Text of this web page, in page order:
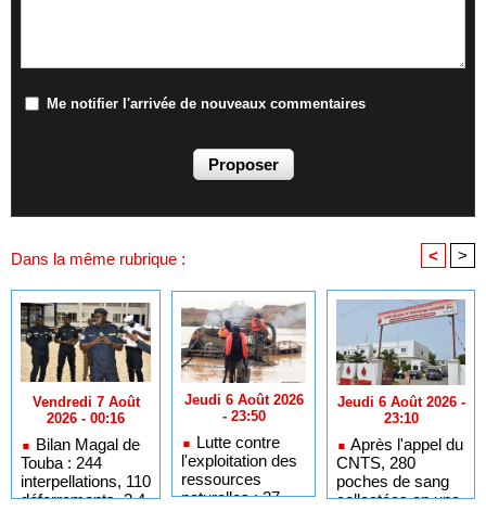
Me notifier l'arrivée de nouveaux commentaires
Dans la même rubrique : < >
Vendredi 7 Août
2026 - 00:16
Bilan Magal de
Touba : 244
interpellations, 110
déferrements, 2,4
Jeudi 6 Août 2026
- 23:50
Lutte contre
l'exploitation des
ressources
naturelles : 27
Jeudi 6 Août 2026 -
23:10
Après l'appel du
CNTS, 280
poches de sang
collectées en une